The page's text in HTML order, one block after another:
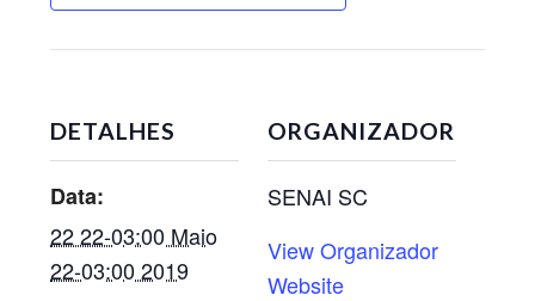
DETALHES
Data:
22 22-03:00 Maio
22-03:00 2019
ORGANIZADOR
SENAI SC
View Organizador
Website